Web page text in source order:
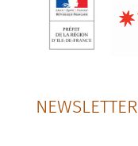
NEWSLETTER